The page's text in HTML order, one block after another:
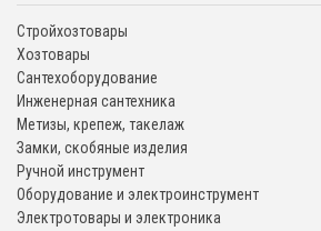
Стройхозтовары
Хозтовары
Сантехоборудование
Инженерная сантехника
Метизы, крепеж, такелаж
Замки, скобяные изделия
Ручной инструмент
Оборудование и электроинструмент
Электротовары и электроника